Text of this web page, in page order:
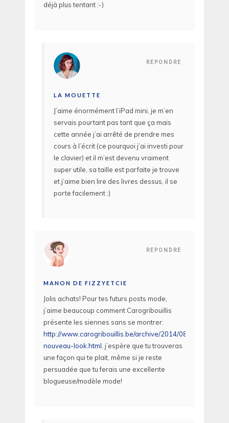
déjà plus tentant :-)
REPONDRE
LA MOUETTE
J’aime énormément l’iPad mini, je m’en
servais pourtant pas tant que ça mais
cette année j’ai arrêté de prendre mes
cours à l’écrit (ce pourquoi j’ai investi pour
le clavier) et il m’est devenu vraiment
super utile, sa taille est parfaite je trouve
et j’aime bien lire des livres dessus, il se
porte facilement :)
REPONDRE
MANON DE FIZZYETCIE
Jolis achats! Pour tes futurs posts mode,
j’aime beaucoup comment Carogribouillis
présente les siennes sans se montrer:
http://www.carogribouillis.be/archive/2014/08/27/un-
nouveau-look.html , j’espère que tu trouveras
une façon qui te plait, même si je reste
persuadée que tu ferais une excellente
blogueuse/modèle mode!